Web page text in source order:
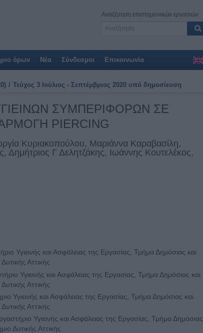
Αναζήτηση επιστημονικών εργασιών
όρων Νέα Σύνδεσμοι Επικοινωνία
/ Τεύχος 3 Ιούλιος - Σεπτέμβριος 2020 υπό δημοσίευση
ΣΥΜΠΕΡΙΦΟΡΩΝ ΣΕ
PIERCING
Κυριακοπούλου, Μαριάννα Καραβασίλη,
Δημήτριος Γ Δελητζάκης, Ιωάννης Κουτελέκος,
Υγιεινής και Ασφάλειας της Εργασίας, Τμήμα Δημόσιας και
Αττικής
Υγιεινής και Ασφάλειας της Εργασίας, Τμήμα Δημόσιας και
Αττικής
Υγιεινής και Ασφάλειας της Εργασίας, Τμήμα Δημόσιας και
Αττικής
Υγιεινής και Ασφάλειας της Εργασίας, Τμήμα Δημόσιας
Δυτικής Αττικής